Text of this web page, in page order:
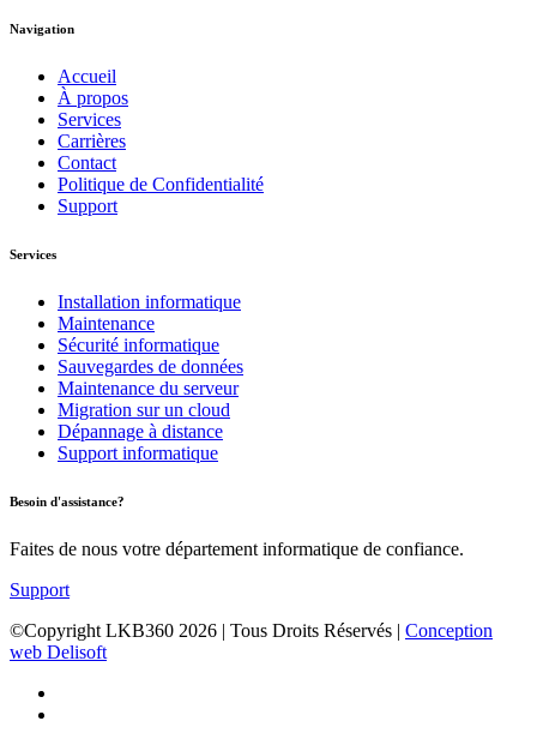
Navigation
Accueil
À propos
Services
Carrières
Contact
Politique de Confidentialité
Support
Services
Installation informatique
Maintenance
Sécurité informatique
Sauvegardes de données
Maintenance du serveur
Migration sur un cloud
Dépannage à distance
Support informatique
Besoin d'assistance?
Faites de nous votre département informatique de confiance.
Support
©Copyright LKB360 2026 | Tous Droits Réservés | Conception
web Delisoft